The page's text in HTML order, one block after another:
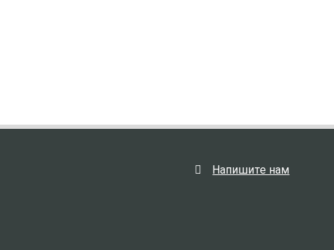
Напишите нам